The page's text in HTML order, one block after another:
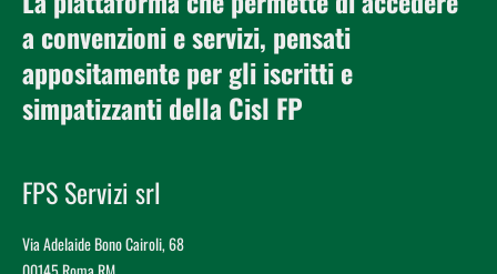
a convenzioni e servizi, pensati
appositamente per gli iscritti e
simpatizzanti della Cisl FP
FPS Servizi srl
Via Adelaide Bono Cairoli, 68